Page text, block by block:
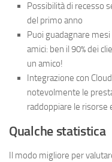
Possibilità di recesso
del primo anno
Puoi guadagnare
amici: ben il 90% dei
un amico!
Integrazione con
notevolmente le
raddoppiare le risorse
Qualche statistica
Il modo migliore per